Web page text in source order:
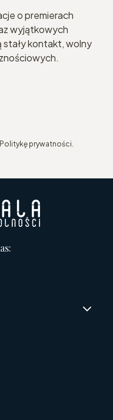
o premierach
wyjątkowych
kontakt, wolny
prywatności.